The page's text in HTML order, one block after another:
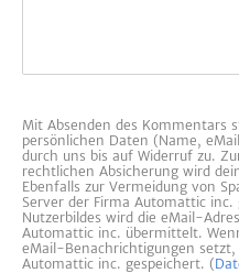
Mit Absenden des Kommentars
persönlichen Daten (Name,
durch uns bis auf Widerruf zu.
rechtlichen Absicherung wird
Ebenfalls zur Vermeidung von
Server der Firma Automattic
Nutzerbildes wird die eMail-
Automattic inc. übermittelt.
eMail-Benachrichtigungen
Automattic inc. gespeichert. (